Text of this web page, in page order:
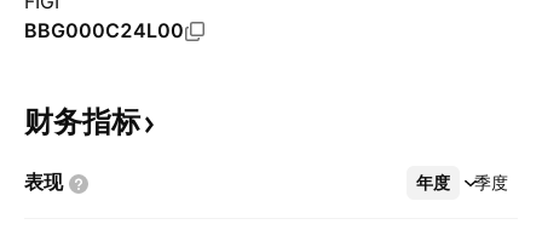
BBG000C24L00
财务指标
表现 年度 季度
更多